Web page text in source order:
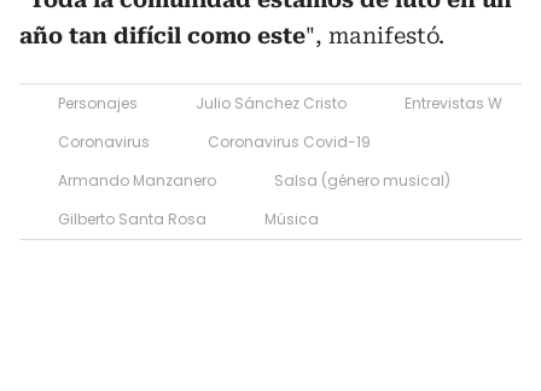
año tan difícil como este", manifestó.
Personajes Julio Sánchez Cristo
Entrevistas W
Coronavirus
Coronavirus Covid-19
Armando Manzanero
Salsa (género musical)
Gilberto Santa Rosa
Música